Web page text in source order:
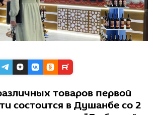
товаров первой
состоится в Душанбе со 2